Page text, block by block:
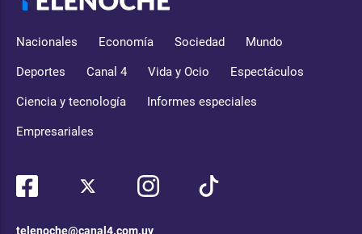
Nacionales Economía Sociedad Mundo
Deportes Canal 4 Vida y Ocio Espectáculos
Ciencia y tecnología Informes especiales
Empresariales
telenoche@canal4.com.uy